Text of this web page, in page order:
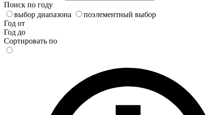
Поиск по году
выбор диапазона
поэлементный выбор
Год от
Год до
Сортировать по